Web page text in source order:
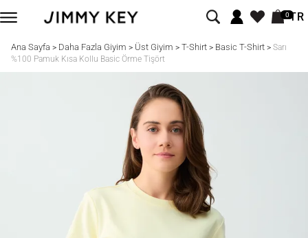
0TR
Ana Sayfa > Daha Fazla Giyim > Üst Giyim > T-Shirt> Basic T-Shirt> Sarı
%100 Pamuk Kısa Kollu Basic Örme Tişört